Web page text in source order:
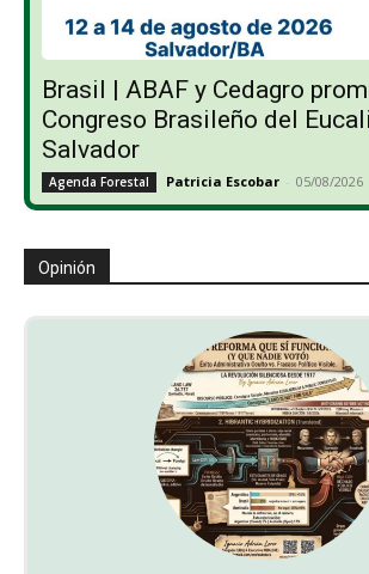
Brasil | ABAF y Cedagro
Congreso Brasileño del
Salvador
Agenda Forestal Patricia Escobar - 05/08/2026
Opinión